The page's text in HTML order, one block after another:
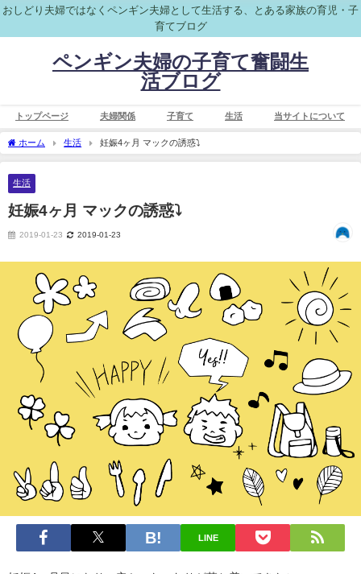
おしどり夫婦ではなくペンギン夫婦として生活する、とある家族の育児・子
育てブログ
ペンギン夫婦の子育て奮闘生
活ブログ
トップページ 夫婦関係 子育て 生活 当サイトについて
ホーム 生活 妊娠4ヶ月 マックの誘惑⤵️
生活
妊娠4ヶ月 マックの誘惑⤵️
2019-01-23 2019-01-23
LINE